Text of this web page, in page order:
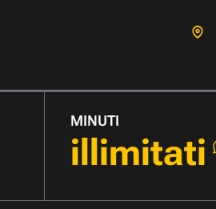
MINUTI
illimitati